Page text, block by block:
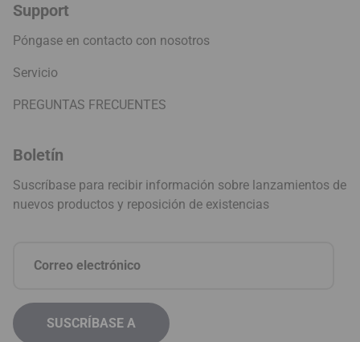
Support
Póngase en contacto con nosotros
Servicio
PREGUNTAS FRECUENTES
Boletín
Suscríbase para recibir información sobre lanzamientos de
nuevos productos y reposición de existencias